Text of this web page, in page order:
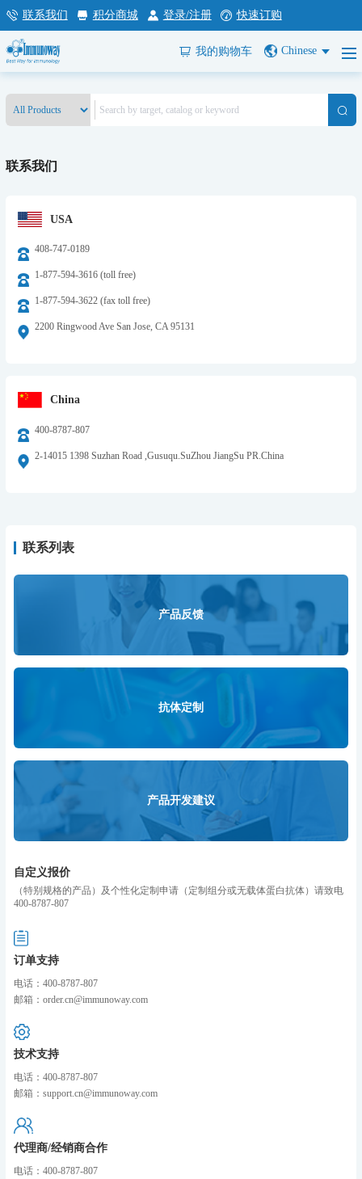
联系我们 积分商城 登录/注册 快速订购
我的购物车 Chinese
联系我们
USA
408-747-0189
1-877-594-3616 (toll free)
1-877-594-3622 (fax toll free)
2200 Ringwood Ave San Jose, CA 95131
China
400-8787-807
2-14015 1398 Suzhan Road ,Gusuqu.SuZhou JiangSu PR.China
联系列表
产品反馈
抗体定制
产品开发建议
自定义报价
（特别规格的产品）及个性化定制申请（定制组分或无载体蛋白抗体）请致电
400-8787-807
订单支持
电话：400-8787-807
邮箱：order.cn@immunoway.com
技术支持
电话：400-8787-807
邮箱：support.cn@immunoway.com
代理商/经销商合作
电话：400-8787-807